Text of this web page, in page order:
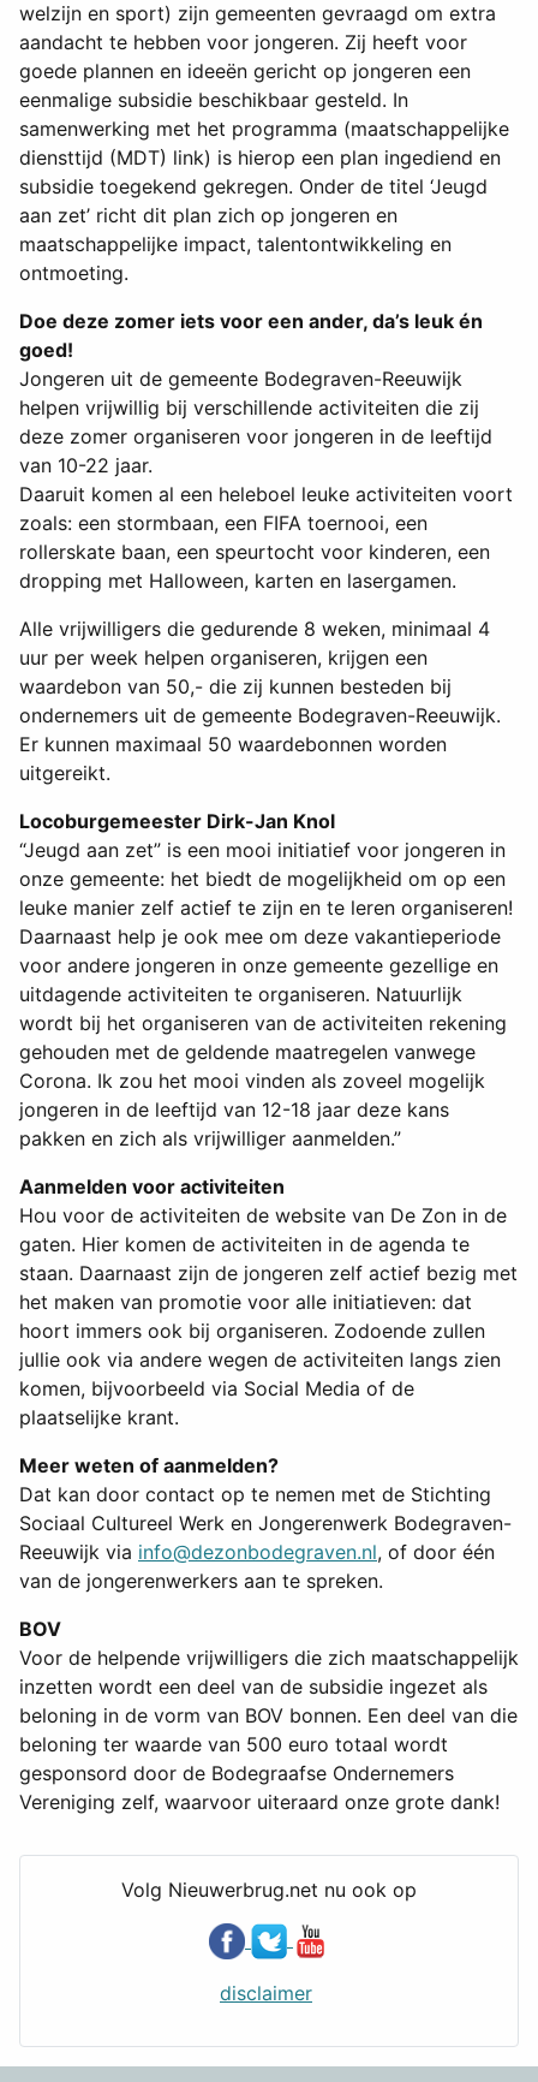
welzijn en sport) zijn gemeenten gevraagd om extra
aandacht te hebben voor jongeren. Zij heeft voor
goede plannen en ideeën gericht op jongeren een
eenmalige subsidie beschikbaar gesteld. In
samenwerking met het programma (maatschappelijke
diensttijd (MDT) link) is hierop een plan ingediend en
subsidie toegekend gekregen. Onder de titel ‘Jeugd
aan zet’ richt dit plan zich op jongeren en
maatschappelijke impact, talentontwikkeling en
ontmoeting.
Doe deze zomer iets voor een ander, da’s leuk én
goed!
Jongeren uit de gemeente Bodegraven-Reeuwijk
helpen vrijwillig bij verschillende activiteiten die zij
deze zomer organiseren voor jongeren in de leeftijd
van 10-22 jaar.
Daaruit komen al een heleboel leuke activiteiten voort
zoals: een stormbaan, een FIFA toernooi, een
rollerskate baan, een speurtocht voor kinderen, een
dropping met Halloween, karten en lasergamen.
Alle vrijwilligers die gedurende 8 weken, minimaal 4
uur per week helpen organiseren, krijgen een
waardebon van 50,- die zij kunnen besteden bij
ondernemers uit de gemeente Bodegraven-Reeuwijk.
Er kunnen maximaal 50 waardebonnen worden
uitgereikt.
Locoburgemeester Dirk-Jan Knol
“Jeugd aan zet” is een mooi initiatief voor jongeren in
onze gemeente: het biedt de mogelijkheid om op een
leuke manier zelf actief te zijn en te leren organiseren!
Daarnaast help je ook mee om deze vakantieperiode
voor andere jongeren in onze gemeente gezellige en
uitdagende activiteiten te organiseren. Natuurlijk
wordt bij het organiseren van de activiteiten rekening
gehouden met de geldende maatregelen vanwege
Corona. Ik zou het mooi vinden als zoveel mogelijk
jongeren in de leeftijd van 12-18 jaar deze kans
pakken en zich als vrijwilliger aanmelden.”
Aanmelden voor activiteiten
Hou voor de activiteiten de website van De Zon in de
gaten. Hier komen de activiteiten in de agenda te
staan. Daarnaast zijn de jongeren zelf actief bezig met
het maken van promotie voor alle initiatieven: dat
hoort immers ook bij organiseren. Zodoende zullen
jullie ook via andere wegen de activiteiten langs zien
komen, bijvoorbeeld via Social Media of de
plaatselijke krant.
Meer weten of aanmelden?
Dat kan door contact op te nemen met de Stichting
Sociaal Cultureel Werk en Jongerenwerk Bodegraven-
Reeuwijk via info@dezonbodegraven.nl, of door één
van de jongerenwerkers aan te spreken.
BOV
Voor de helpende vrijwilligers die zich maatschappelijk
inzetten wordt een deel van de subsidie ingezet als
beloning in de vorm van BOV bonnen. Een deel van die
beloning ter waarde van 500 euro totaal wordt
gesponsord door de Bodegraafse Ondernemers
Vereniging zelf, waarvoor uiteraard onze grote dank!
Volg Nieuwerbrug.net nu ook op
disclaimer